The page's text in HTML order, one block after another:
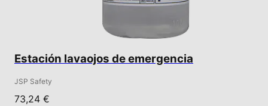
Estación lavaojos de emergencia
JSP Safety
73,24 €